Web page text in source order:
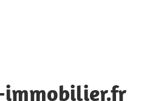
immobilier.fr